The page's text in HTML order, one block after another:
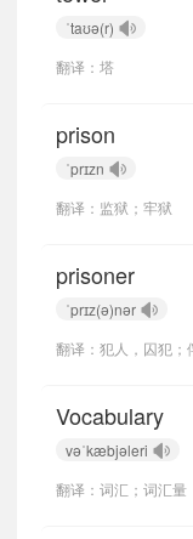
ˈtaʊə(r)
翻译：塔
prison
ˈprɪzn
翻译：监狱；牢狱
prisoner
ˈprɪz(ə)nər
翻译：犯人，囚犯
Vocabulary
vəˈkæbjəleri
翻译：词汇；词汇量